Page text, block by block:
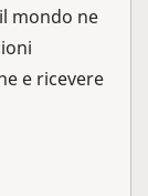
mondo ne
e ricevere